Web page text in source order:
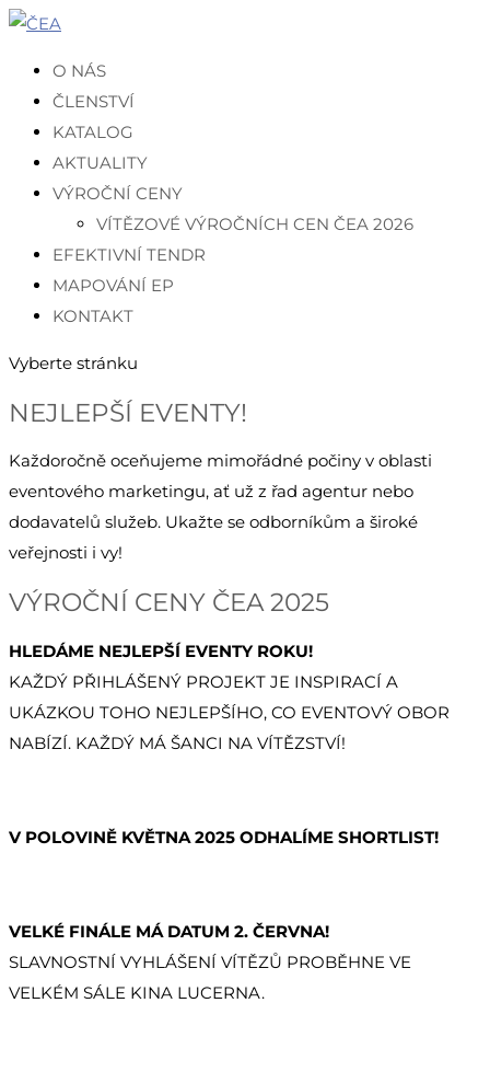
O NÁS
ČLENSTVÍ
KATALOG
AKTUALITY
VÝROČNÍ CENY
VÍTĚZOVÉ VÝROČNÍCH CEN ČEA 2026
EFEKTIVNÍ TENDR
MAPOVÁNÍ EP
KONTAKT
Vyberte stránku
NEJLEPŠÍ EVENTY!
Každoročně oceňujeme mimořádné počiny v oblasti
eventového marketingu, ať už z řad agentur nebo
dodavatelů služeb. Ukažte se odborníkům a široké
veřejnosti i vy!
VÝROČNÍ CENY ČEA 2025
HLEDÁME NEJLEPŠÍ EVENTY ROKU!
KAŽDÝ PŘIHLÁŠENÝ PROJEKT JE INSPIRACÍ A
UKÁZKOU TOHO NEJLEPŠÍHO, CO EVENTOVÝ OBOR
NABÍZÍ. KAŽDÝ MÁ ŠANCI NA VÍTĚZSTVÍ!
V POLOVINĚ KVĚTNA 2025 ODHALÍME SHORTLIST!
VELKÉ FINÁLE MÁ DATUM 2. ČERVNA!
SLAVNOSTNÍ VYHLÁŠENÍ VÍTĚZŮ PROBĚHNE VE
VELKÉM SÁLE KINA LUCERNA.